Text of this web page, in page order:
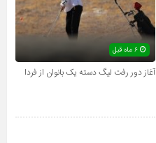
آغاز دور رفت لیگ دسته یک بانوان از فردا